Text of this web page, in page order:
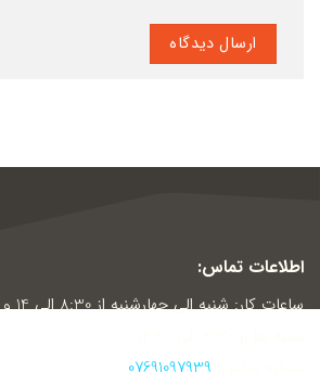
اطلاعات تماس:
07691097939